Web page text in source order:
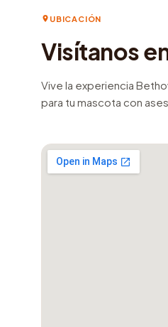
UBICACIÓN
Visítanos
Vive la experiencia
para tu mascota con